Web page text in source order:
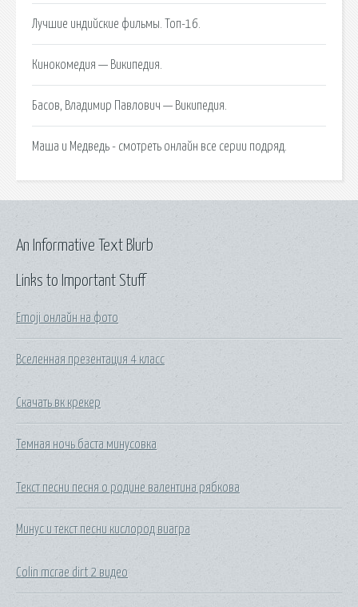
Лучшие индийские фильмы. Топ-16.
Кинокомедия — Википедия.
Басов, Владимир Павлович — Википедия.
Маша и Медведь - смотреть онлайн все серии подряд.
Links to Important Stuff
Emoji онлайн на фото
Вселенная презентация 4 класс
Скачать вк крекер
Темная ночь баста минусовка
Текст песни песня о родине валентина рябкова
Минус и текст песни кислород виагра
Colin mcrae dirt 2 видео
An Informative Text Blurb